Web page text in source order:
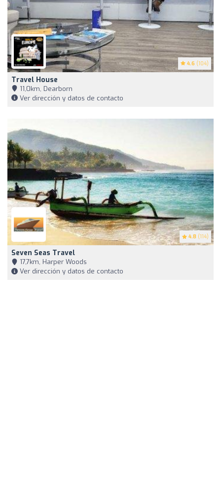
4.6 (104)
Travel House
11,0km, Dearborn
Ver dirección y datos de contacto
4.8 (114)
Seven Seas Travel
17,7km, Harper Woods
Ver dirección y datos de contacto